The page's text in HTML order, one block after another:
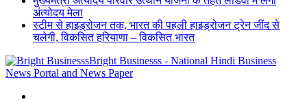
अंत्योदय मेला
स्टीम से हाइड्रोजन तक, भारत की पहली हाइड्रोजन ट्रेन जींद से
चलेगी, विकसित हरियाणा – विकसित भारत
Bright Businesss - National Hindi Business
News Portal and News Paper